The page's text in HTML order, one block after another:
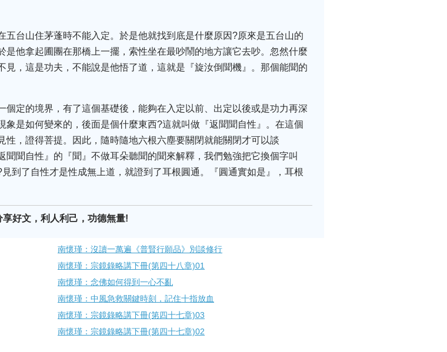
台山住茅蓬時不能入定。於是他就找到底是什麼原因?原來是五台山的
他拿起圃團在那橋上一擺，索性坐在最吵鬧的地方讓它去吵。忽然什麼
，這是功夫，不能說是他悟了道，這就是『旋汝倒聞機』。那個能聞的
定的境界，有了這個基礎後，能夠在入定以前、出定以後或是功力再深
是如何變來的，後面是個什麼東西?這就叫做『返聞聞自性』。在這個
，證得菩提。因此，隨時隨地六根六塵要關閉就能關閉才可以談
聞聞自性』的『聞』不做耳朵聽聞的聞來解釋，我們勉強把它換個字叫
到了自性才是性成無上道，就證到了耳根圓通。『圓通實如是』，耳根
享好文，利人利己，功德無量!
南懷瑾：沒讀一萬遍《普賢行願品》別談修行
南懷瑾：宗鏡錄略講下冊(第四十八章)01
南懷瑾：念佛如何得到一心不亂
南懷瑾：中風急救關鍵時刻，記住十指放血
南懷瑾：宗鏡錄略講下冊(第四十七章)03
南懷瑾：宗鏡錄略講下冊(第四十七章)02